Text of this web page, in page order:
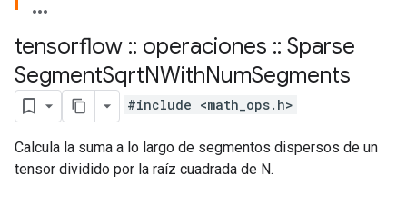
tensorflow :: operaciones :: Sparse
SegmentSqrtNWithNumSegments
#include <math_ops.h>
Calcula la suma a lo largo de segmentos dispersos de un
tensor dividido por la raíz cuadrada de N.